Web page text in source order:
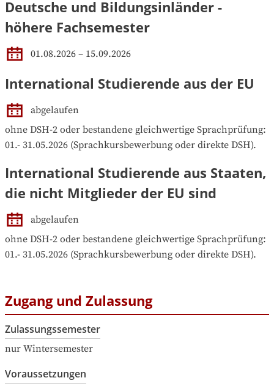
Deutsche und Bildungsinländer -
höhere Fachsemester
01.08.2026 – 15.09.2026
International Studierende aus der EU
abgelaufen
ohne DSH-2 oder bestandene gleichwertige Sprachprüfung:
01.- 31.05.2026 (Sprachkursbewerbung oder direkte DSH).
International Studierende aus Staaten,
die nicht Mitglieder der EU sind
abgelaufen
ohne DSH-2 oder bestandene gleichwertige Sprachprüfung:
01.- 31.05.2026 (Sprachkursbewerbung oder direkte DSH).
Zugang und Zulassung
Zulassungssemester
nur Wintersemester
Voraussetzungen